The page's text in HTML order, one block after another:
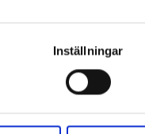
Inställningar